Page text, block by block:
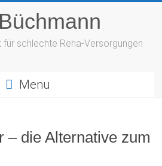
für schlechte Reha-Versorgungen
Menü
– die Alternative zum